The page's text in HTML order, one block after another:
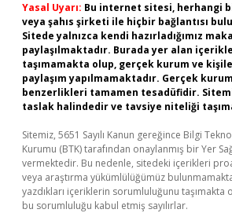
Yasal Uyarı: Bu internet sitesi, herhangi
veya şahıs şirketi ile hiçbir bağlantısı
Sitede yalnızca kendi hazırladığımız
paylaşılmaktadır. Burada yer alan
taşımamakta olup, gerçek kurum ve
paylaşım yapılmamaktadır. Gerçek
benzerlikleri tamamen tesadüfidir.
taslak halindedir ve tavsiye niteliği
Sitemiz, 5651 Sayılı Kanun gereğince Bilgi
Kurumu (BTK) tarafından onaylanmış bir Yer
vermektedir. Bu nedenle, sitedeki içerikleri
veya araştırma yükümlülüğümüz
yazdıkları içeriklerin sorumluluğunu taşımakta
bu sorumluluğu kabul etmiş sayılırlar.